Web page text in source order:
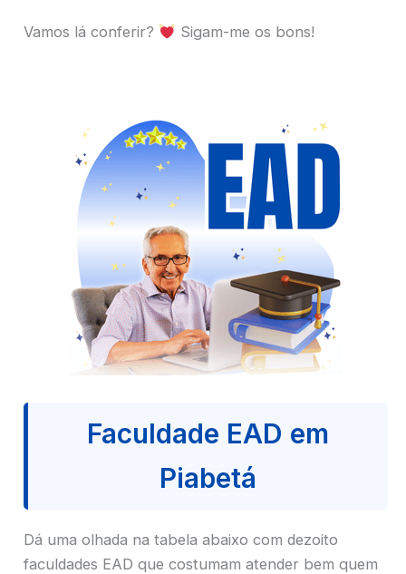
Vamos lá conferir? Sigam-me os bons!
Faculdade EAD em
Piabetá
Dá uma olhada na tabela abaixo com dezoito
faculdades EAD que costumam atender bem quem